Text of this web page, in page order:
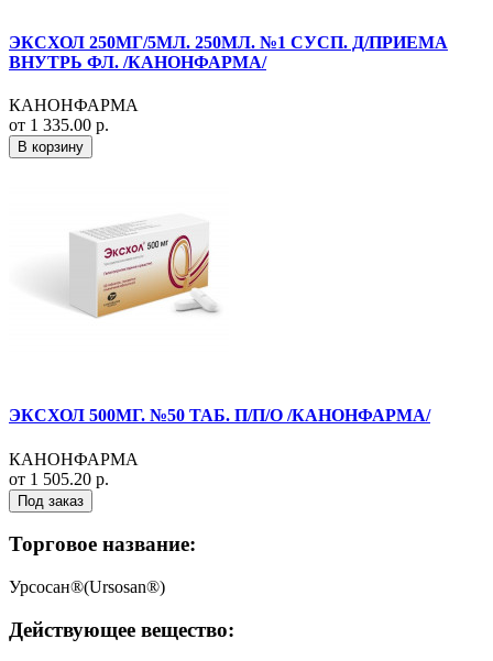
ЭКСХОЛ 250МГ/5МЛ. 250МЛ. №1 СУСП. Д/ПРИЕМА
ВНУТРЬ ФЛ. /КАНОНФАРМА/
КАНОНФАРМА
от 1 335.00 р.
В корзину
ЭКСХОЛ 500МГ. №50 ТАБ. П/П/О /КАНОНФАРМА/
КАНОНФАРМА
от 1 505.20 р.
Под заказ
Торговое название:
Урсосан®(Ursosan®)
Действующее вещество: